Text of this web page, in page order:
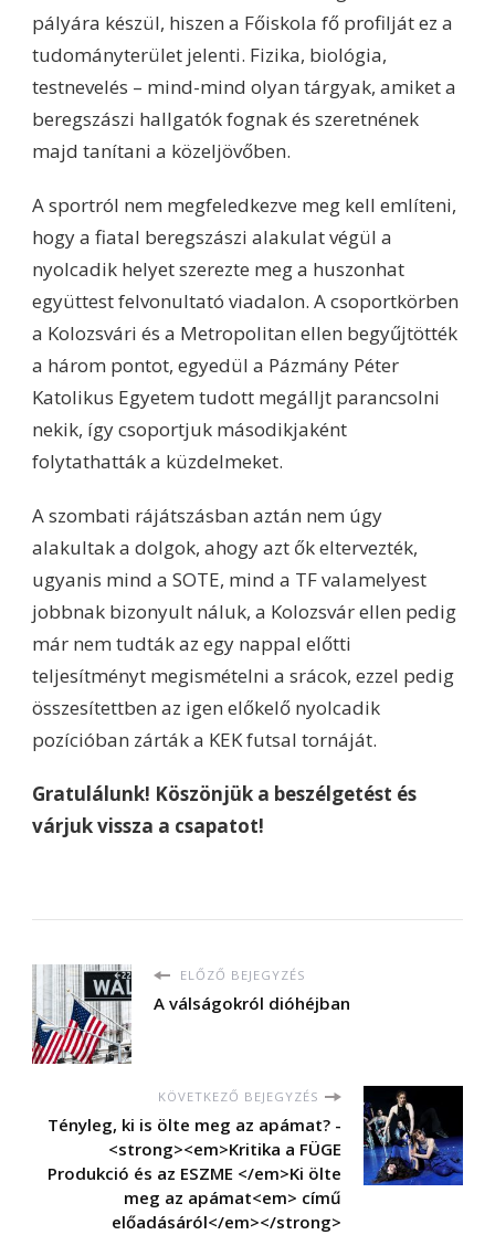
pályára készül, hiszen a Főiskola fő profilját ez a
tudományterület jelenti. Fizika, biológia,
testnevelés – mind-mind olyan tárgyak, amiket a
beregszászi hallgatók fognak és szeretnének
majd tanítani a közeljövőben.
A sportról nem megfeledkezve meg kell említeni,
hogy a fiatal beregszászi alakulat végül a
nyolcadik helyet szerezte meg a huszonhat
együttest felvonultató viadalon. A csoportkörben
a Kolozsvári és a Metropolitan ellen begyűjtötték
a három pontot, egyedül a Pázmány Péter
Katolikus Egyetem tudott megálljt parancsolni
nekik, így csoportjuk másodikjaként
folytathatták a küzdelmeket.
A szombati rájátszásban aztán nem úgy
alakultak a dolgok, ahogy azt ők eltervezték,
ugyanis mind a SOTE, mind a TF valamelyest
jobbnak bizonyult náluk, a Kolozsvár ellen pedig
már nem tudták az egy nappal előtti
teljesítményt megismételni a srácok, ezzel pedig
összesítettben az igen előkelő nyolcadik
pozícióban zárták a KEK futsal tornáját.
Gratulálunk! Köszönjük a beszélgetést és
várjuk vissza a csapatot!
ELŐZŐ BEJEGYZÉS
A válságokról dióhéjban
KÖVETKEZŐ BEJEGYZÉS
Tényleg, ki is ölte meg az apámat? -
<strong><em>Kritika a FÜGE
Produkció és az ESZME </em>Ki ölte
meg az apámat<em> című
előadásáról</em></strong>